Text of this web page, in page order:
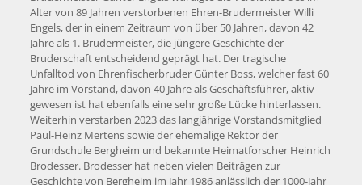
Alter von 89 Jahren verstorbenen Ehren-Brudermeister Willi
Engels, der in einem Zeitraum von über 50 Jahren, davon 42
Jahre als 1. Brudermeister, die jüngere Geschichte der
Bruderschaft entscheidend geprägt hat. Der tragische
Unfalltod von Ehrenfischerbruder Günter Boss, welcher fast 60
Jahre im Vorstand, davon 40 Jahre als Geschäftsführer, aktiv
gewesen ist hat ebenfalls eine sehr große Lücke hinterlassen.
Weiterhin verstarben 2023 das langjährige Vorstandsmitglied
Paul-Heinz Mertens sowie der ehemalige Rektor der
Grundschule Bergheim und bekannte Heimatforscher Heinrich
Brodesser. Brodesser hat neben vielen Beiträgen zur
Geschichte von Bergheim im Jahr 1986 anlässlich der 1000-Jahr